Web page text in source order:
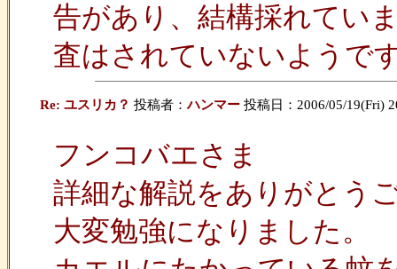
告があり、結構採れてい
査はされていないようで
Re: ユスリカ？ 投稿者：ハンマー 投稿日：2006/05/19(Fri)
フンコバエさま
詳細な解説をありがとう
大変勉強になりました。